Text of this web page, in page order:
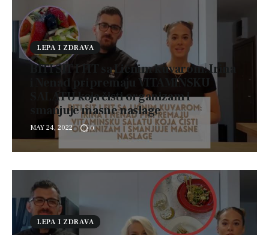
Kontakt
LEPA I ZDRAVA
BITI SIT I FIT sa Ličnim kuvarom: Irina
i Nenad pripremaju VITAMINSKU
SALATU koja čisti organizam i
smanjuje masne naslage
MAY 24, 2022 0
LEPA I ZDRAVA